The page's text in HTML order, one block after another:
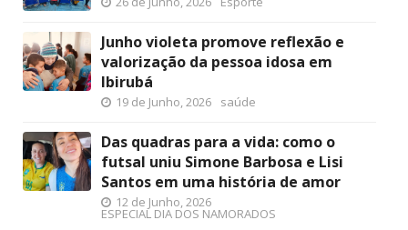
Junho violeta promove reflexão e
valorização da pessoa idosa em
Ibirubá
19 de Junho, 2026 saúde
Das quadras para a vida: como o
futsal uniu Simone Barbosa e Lisi
Santos em uma história de amor
12 de Junho, 2026
ESPECIAL DIA DOS NAMORADOS